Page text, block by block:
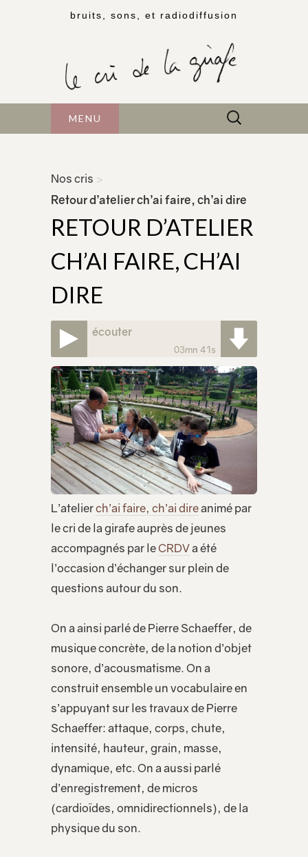
bruits, sons, et radiodiffusion
MENU Rechercher :
Nos cris >
Retour d’atelier ch’ai faire, ch’ai dire
RETOUR D’ATELIER
CH’AI FAIRE, CH’AI
DIRE
écouter
03mn 41s
L’atelierch’ai faire, ch’ai direanimé par
le cri de la girafe auprès de jeunes
accompagnés par leCRDVa été
l’occasion d’échanger sur plein de
questions autour du son.
On a ainsi parlé de Pierre Schaeffer, de
musique concrète, de la notion d’objet
sonore, d’acousmatisme. On a
construit ensemble un vocabulaire en
s’appuyant sur les travaux de Pierre
Schaeffer: attaque, corps, chute,
intensité, hauteur, grain, masse,
dynamique, etc. On a aussi parlé
d’enregistrement, de micros
(cardioïdes, omnidirectionnels), de la
physique du son.